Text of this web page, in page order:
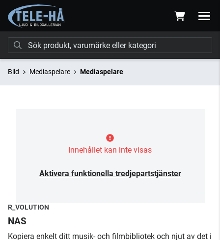
Bild Mediaspelare Mediaspelare
Innehållet kan inte visas
Aktivera funktionella tredjepartstjänster
R_VOLUTION
NAS
Kopiera enkelt ditt musik- och filmbibliotek och njut av det i